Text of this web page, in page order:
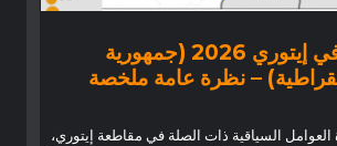
تفشي إيبولا في إيتوري 2026 (جمهورية
– نظرة عامة ملخصة
السياقية ذات الصلة في مقاطعة إيتوري،